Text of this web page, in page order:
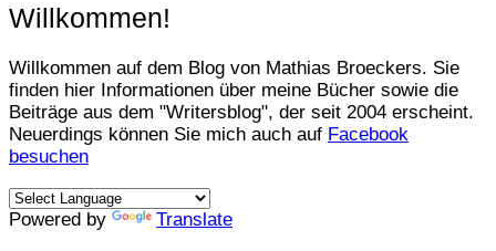
Willkommen!
Willkommen auf dem Blog von Mathias Broeckers. Sie
finden hier Informationen über meine Bücher sowie die
Beiträge aus dem "Writersblog", der seit 2004 erscheint.
Neuerdings können Sie mich auch auf Facebook
besuchen
Powered by Translate